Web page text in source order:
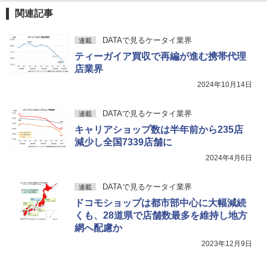
関連記事
連載 DATAで見るケータイ業界
ティーガイア買収で再編が進む携帯代理
店業界
2024年10月14日
連載 DATAで見るケータイ業界
キャリアショップ数は半年前から235店
減少し全国7339店舗に
2024年4月6日
連載 DATAで見るケータイ業界
ドコモショップは都市部中心に大幅減続
くも、28道県で店舗数最多を維持し地方
網へ配慮か
2023年12月9日